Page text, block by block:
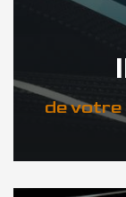
de votre